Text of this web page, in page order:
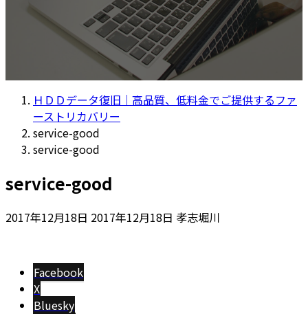
ＨＤＤデータ復旧｜高品質、低料金でご提供するファ
ーストリカバリー
service-good
service-good
service-good
2017年12月18日 最
2017年12月18日 孝志堀川
Facebook
X
Bluesky